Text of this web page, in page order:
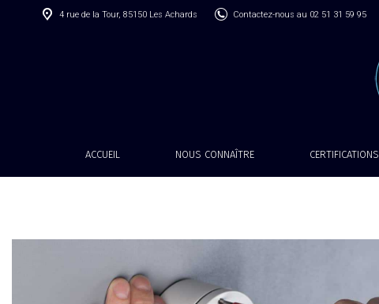
4 rue de la Tour, 85150 Les Achards Contactez-nous au 02 51 31 59 95
ACCUEIL NOUS CONNAÎTRE CERTIFICATIONS